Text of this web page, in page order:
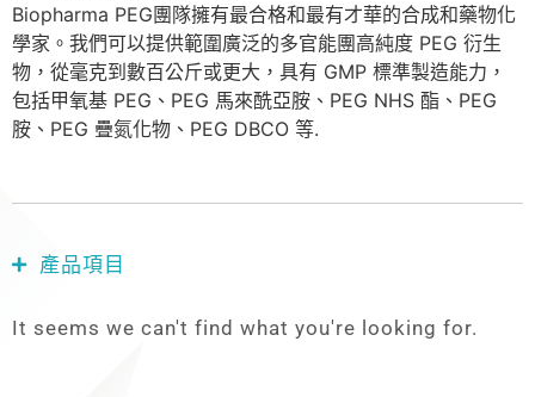
Biopharma PEG團隊擁有最合格和最有才華的合成和藥物化
學家。我們可以提供範圍廣泛的多官能團高純度 PEG 衍生
物，從毫克到數百公斤或更大，具有 GMP 標準製造能力，
包括甲氧基 PEG、PEG 馬來酰亞胺、PEG NHS 酯、PEG
胺、PEG 疊氮化物、PEG DBCO 等.
產品項目
It seems we can't find what you're looking for.